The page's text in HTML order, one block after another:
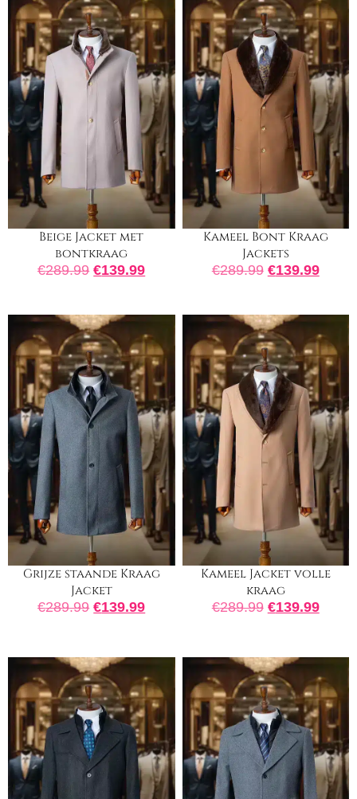
Beige Jacket met
bontkraag
€289.99 €139.99
Kameel Bont Kraag
Jackets
€289.99 €139.99
Grijze staande Kraag
Jacket
€289.99 €139.99
Kameel Jacket volle
kraag
€289.99 €139.99